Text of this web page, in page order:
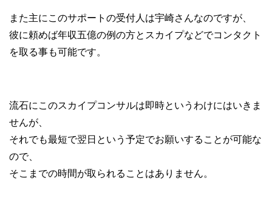
また主にこのサポートの受付人は宇崎さんなのですが、
彼に頼めば年収五億の例の方とスカイプなどでコンタクト
を取る事も可能です。
流石にこのスカイプコンサルは即時というわけにはいきま
せんが、
それでも最短で翌日という予定でお願いすることが可能な
ので、
そこまでの時間が取られることはありません。